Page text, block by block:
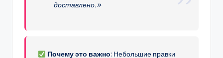
доставлено.»
Почему это важно: Небольшие правки